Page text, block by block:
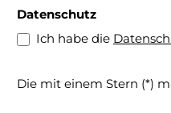
Datenschutz
Ich habe die
Die mit einem Stern (*)